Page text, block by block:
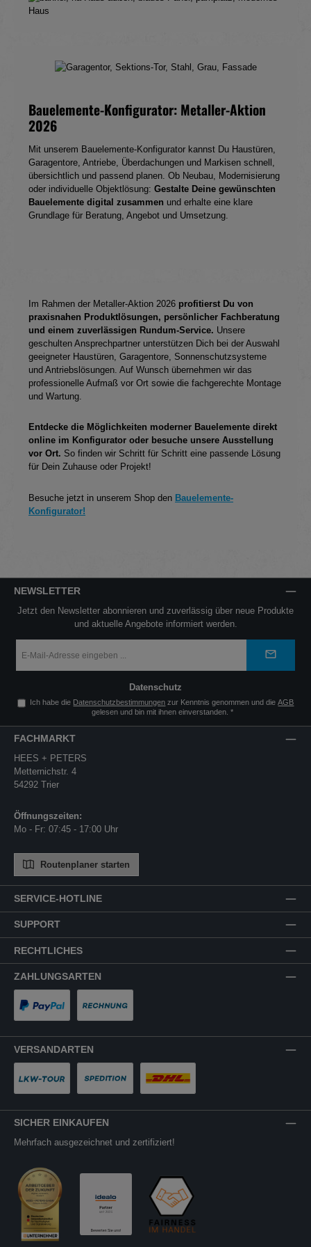
abgestimmt auf die persönlichen Anforderungen.
Bauelemente-Konfigurator: Metaller-Aktion
2026
Mit unserem Bauelemente-Konfigurator kannst Du Haustüren,
Garagentore, Antriebe, Überdachungen und Markisen schnell,
übersichtlich und passend planen. Ob Neubau, Modernisierung
oder individuelle Objektlösung:Gestalte Deine gewünschten
Im Rahmen der Metaller-Aktion 2026profitierst Du von
praxisnahen Produktlösungen, persönlicher Fachberatung
und einem zuverlässigen Rundum-Service.Unsere
geschulten Ansprechpartner unterstützen Dich bei der Auswahl
geeigneter Haustüren, Garagentore, Sonnenschutzsysteme
und Antriebslösungen. Auf Wunsch übernehmen wir das
und Wartung.
Entdecke die Möglichkeiten moderner Bauelemente direkt
online im Konfigurator oder besuche unsere Ausstellung
für Dein Zuhause oder Projekt!
NEWSLETTER
E-
*
Datenschutz
Ich habe dieDatenschutzbestimmungenzur Kenntnis genommen und dieAGB
SERVICE-HOTLINE
SUPPORT
RECHTLICHES
ZAHLUNGSARTEN
PayPal Rechnung
VERSANDARTEN
LKW-Tour Spedition
FACHMARKT
HEES + PETERS
54292 Trier
Mo - Fr: 07:45 - 17:00 Uhr
SICHER EINKAUFEN
Mehrfach ausgezeichnet und zertifiziert!